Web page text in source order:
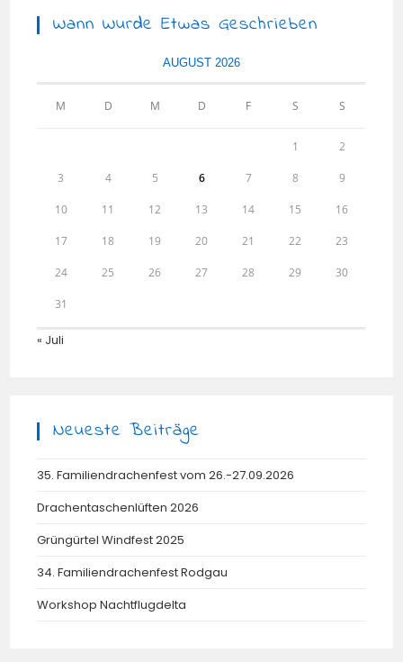
AIOLOS
Wann Wurde Etwas Geschrieben
AUGUST 2026
M D M D F S S
1 2
3 4 5 6 7 8 9
10 11 12 13 14 15 16
17 18 19 20 21 22 23
24 25 26 27 28 29 30
31
« Juli
Neueste Beiträge
35. Familiendrachenfest vom 26.-27.09.2026
Drachentaschenlüften 2026
Grüngürtel Windfest 2025
34. Familiendrachenfest Rodgau
Workshop Nachtflugdelta